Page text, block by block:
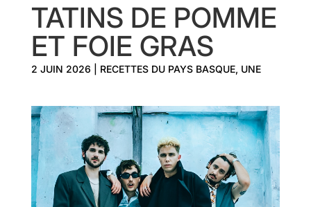
TATINS DE POMME
ET FOIE GRAS
2 JUIN 2026 RECETTES DU PAYS BASQUE, UNE